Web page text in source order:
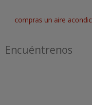
compras un aire
Encuéntrenos